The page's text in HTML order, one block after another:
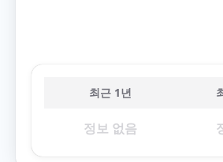
최근 1년
정보 없음